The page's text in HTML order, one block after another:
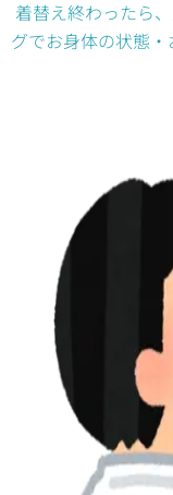
着替え終わったら
グでお身体の状態・